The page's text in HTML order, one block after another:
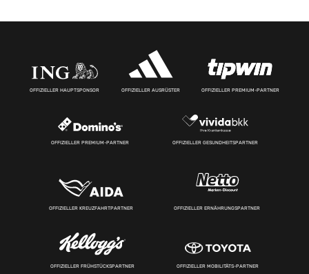
OFFIZIELLER HAUPTSPONSOR OFFIZIELLER AUSRÜSTER OFFIZIELLER PREMIUM-PARTNER
OFFIZIELLER PREMIUM-PARTNER OFFIZIELLER GESUNDHEITSPARTNER
OFFIZIELLER KREUZFAHRTPARTNER OFFIZIELLER ERNÄHRUNGSPARTNER
OFFIZIELLER FRÜHSTÜCKSPARTNER OFFIZIELLER MOBILITÄTS-PARTNER